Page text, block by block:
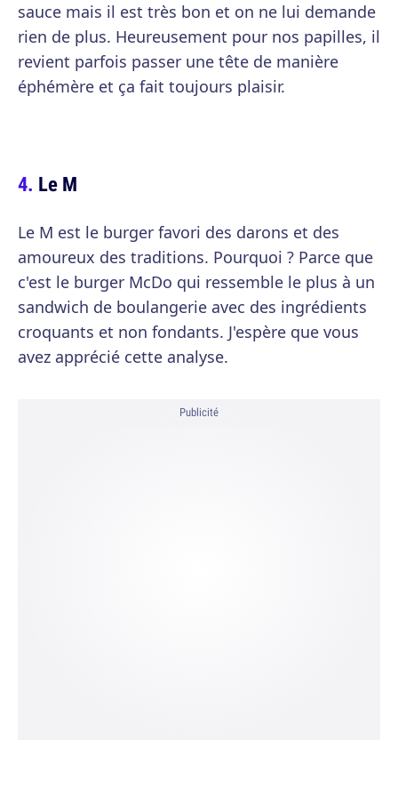
sauce mais il est très bon et on ne lui demande
rien de plus. Heureusement pour nos papilles, il
revient parfois passer une tête de manière
éphémère et ça fait toujours plaisir.
Le M
Le M est le burger favori des darons et des
amoureux des traditions. Pourquoi ? Parce que
c'est le burger McDo qui ressemble le plus à un
sandwich de boulangerie avec des ingrédients
croquants et non fondants. J'espère que vous
avez apprécié cette analyse.
Publicité